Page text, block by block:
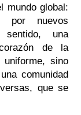
mundo global:
por nuevos
una
de la
sino
comunidad
que se